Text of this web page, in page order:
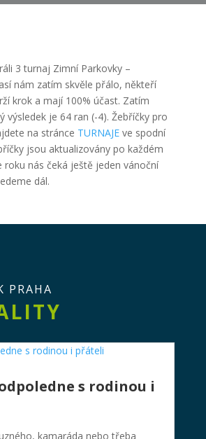
3 turnaj Zimní Parkovky –
nám zatím skvěle přálo, někteří
krok a mají 100% účast. Zatím
výsledek je 64 ran (-4). Žebříčky pro
na stránce TURNAJEve spodní
jsou aktualizovány po každém
roku nás čeká ještě jeden vánoční
dál.
PRAHA
s rodinou i
kamaráda nebo třeba